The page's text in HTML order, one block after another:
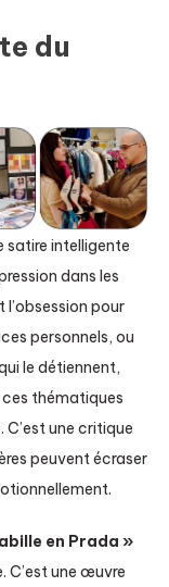
du
satire intelligente
dans les
pour
personnels, ou
le détiennent,
thématiques
C’est une critique
peuvent écraser
en Prada »
C’est une œuvre